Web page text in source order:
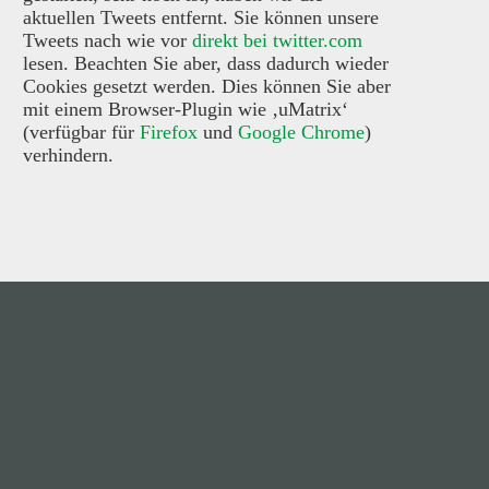
aktuellen Tweets entfernt. Sie können unsere
Tweets nach wie vordirekt bei twitter.com
lesen. Beachten Sie aber, dass dadurch wieder
Cookies gesetzt werden. Dies können Sie aber
mit einem Browser-Plugin wie ‚uMatrix‘
(verfügbar fürFirefox undGoogle Chrome)
verhindern.